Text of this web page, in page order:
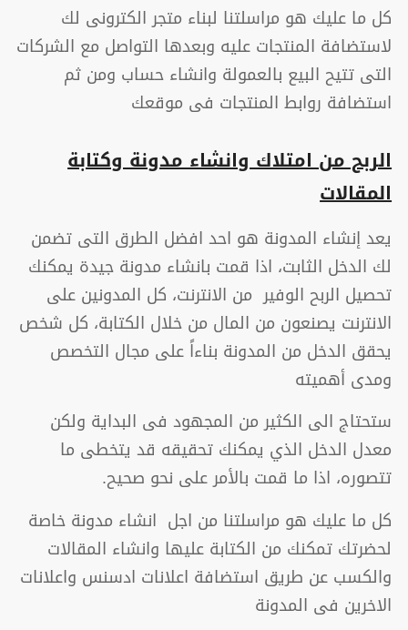
كل ما عليك هو مراسلتنا لبناء متجر الكترونى لك
لاستضافة المنتجات عليه وبعدها التواصل مع الشركات
التى تتيح البيع بالعمولة وانشاء حساب ومن ثم
استضافة روابط المنتجات فى موقعك
الربح من امتلاك وانشاء مدونة وكتابة
المقالات
يعد إنشاء المدونة هو احد افضل الطرق التى تضمن
لك الدخل الثابت، اذا قمت بانشاء مدونة جيدة يمكنك
تحصيل الربح الوفير من الانترنت، كل المدونين على
الانترنت يصنعون من المال من خلال الكتابة، كل شخص
يحقق الدخل من المدونة بناءاً على مجال التخصص
ومدى أهميته
ستحتاج الى الكثير من المجهود فى البداية ولكن
معدل الدخل الذي يمكنك تحقيقه قد يتخطى ما
تتصوره، اذا ما قمت بالأمر على نحو صحيح.
كل ما عليك هو مراسلتنا من اجل انشاء مدونة خاصة
لحضرتك تمكنك من الكتابة عليها وانشاء المقالات
والكسب عن طريق استضافة اعلانات ادسنس واعلانات
الاخرين فى المدونة